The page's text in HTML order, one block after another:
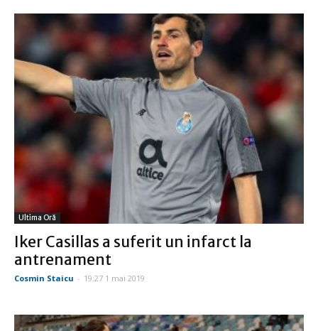
Ultima Oră
Iker Casillas a suferit un infarct la
antrenament
Cosmin Staicu - 19:27 1 mai 2019